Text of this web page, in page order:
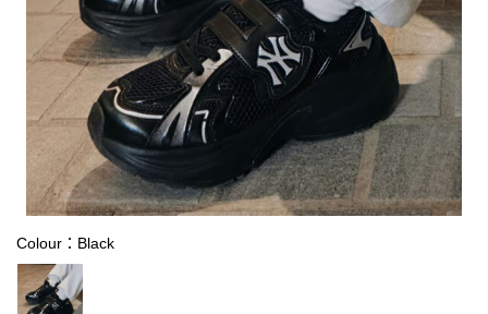
Colour：Black